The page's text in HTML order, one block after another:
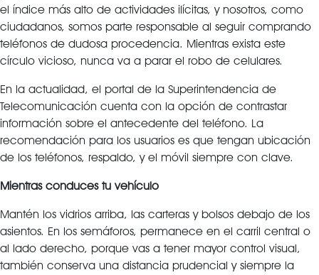
el índice más alto de actividades ilícitas, y nosotros, como
ciudadanos, somos parte responsable al seguir comprando
teléfonos de dudosa procedencia. Mientras exista este
círculo vicioso, nunca va a parar el robo de celulares.
En la actualidad, el portal de la Superintendencia de
Telecomunicación cuenta con la opción de contrastar
información sobre el antecedente del teléfono. La
recomendación para los usuarios es que tengan ubicación
de los teléfonos, respaldo, y el móvil siempre con clave.
Mientras conduces tu vehículo
Mantén los vidrios arriba, las carteras y bolsos debajo de los
asientos. En los semáforos, permanece en el carril central o
al lado derecho, porque vas a tener mayor control visual,
también conserva una distancia prudencial y siempre la